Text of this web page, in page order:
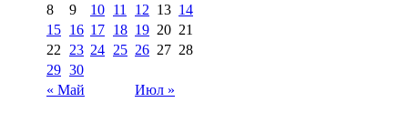
« Май Июл »
8
9 10 11 12 13 14
15 16 17 18 19 20 21
22
23 24 25 26 27 28
29 30